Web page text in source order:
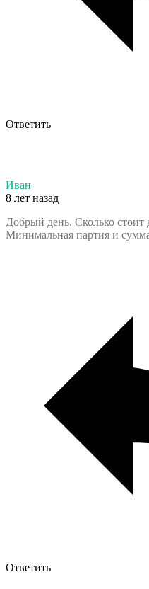
Ответить
Иван
8 лет назад
Добрый день. Сколько стоит
Минимальная партия и сумма
Ответить